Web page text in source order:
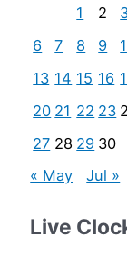
1
2
6
7 8 9
13 14 15 16
20 21 22 23
27 28 29 30
« May
Jul »
Live